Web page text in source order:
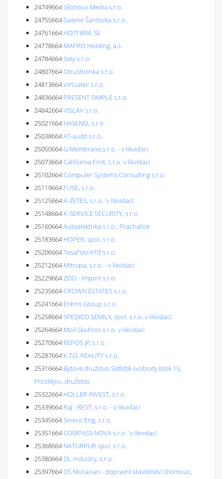
24749664Glorious Media s.r.o.
24755664Galerie Šantovka s.r.o.
24761664 HOTFIRM, SE
24778664 MAPRO Holding, a.s.
24784664Sety s.r.o.
24807664Otrustolinka s.r.o.
24813664Virtuatec s.r.o.
24836664 PRESENT SIMPLE s.r.o.
24842664VISLAV s.r.o.
25021664 HASENO, s.r.o.
25038664AT-audit s.r.o.
25050664G.Membrane,s.r.o. - v likvidaci
25073664California First, s.r.o. v likvidaci
25102664Computer Systems Consulting s.r.o.
25119664 FUSE, s.r.o.
25125664A-ZETES, s.r.o. 'v likvidaci'
25148664 K-SERVICE SECURITY, s.r.o.
25160664Autoelektrika s.r.o., Prachatice
25183664 HOPER, spol. s r.o.
25206664Tesařství Kříž s.r.o.
25212664 Mitropa, s.r.o. - v likvidaci
25229664ZOO - Import s.r.o.
25235664CROWN ESTATES s.r.o.
25241664 EriKris Group s.r.o.
25258664SPEDICO SEMILY, spol. s r.o. v likvidaci
25264664 Moil Skuhrov s.r.o. v likvidaci
25270664 REPOS JP, s.r.o.
25287664 K.T.O. REALITY s.r.o.
25316664 Bytové družstvo Sídliště svobody blok 15,
Prostějov, družstvo
25322664 HOLLER INVEST, s.r.o.
25339664 RaJ - REST, s.r.o. - v likvidaci
25345664Sineco Eng, s.r.o.
25351664COMPASS NOVA s.r.o. 'v likvidaci'
25368664 NATURPUR spol. s r.o.
25380664 DL industry, s.r.o.
25397664 DS Moravian - dopravní stavitelství Olomouc,